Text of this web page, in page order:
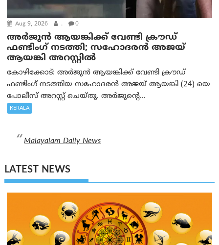
Aug 9, 2026 . 0
അർജുൻ ആയങ്കിക്ക് വേണ്ടി ക്രൗഡ്
ഫണ്ടിംഗ് നടത്തി; സഹോദരന്‍ അജയ്
ആയങ്കി അറസ്റ്റിൽ
കോഴിക്കോട്: അർജുൻ ആയങ്കിക്ക് വേണ്ടി ക്രൗഡ്
ഫണ്ടിംഗ് നടത്തിയ സഹോദരന്‍ അജയ് ആയങ്കി (24) യെ
പോലീസ് അറസ്റ്റ് ചെയ്തു. അർജുന്റെ...
KERALA
Malayalam Daily News
LATEST NEWS